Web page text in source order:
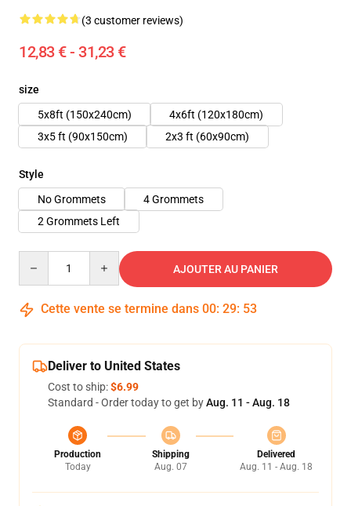
(3 customer reviews)
12,83 € - 31,23 €
size
5x8ft (150x240cm)
4x6ft (120x180cm)
3x5 ft (90x150cm)
2x3 ft (60x90cm)
Style
No Grommets
4 Grommets
2 Grommets Left
AJOUTER AU PANIER
Cette vente se termine dans 00: 29: 53
Deliver to United States
Cost to ship:$6.99
Standard - Order today to get byAug. 11 - Aug. 18
Production
Today
Shipping
Aug. 07
Delivered
Aug. 11 - Aug. 18